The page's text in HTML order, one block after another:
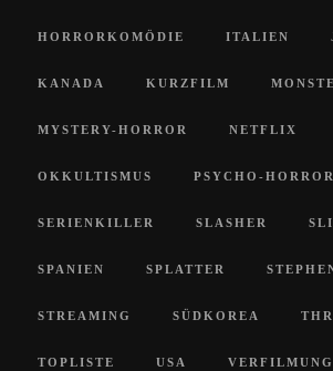
HORRORKOMÖDIE ITALIEN
KANADA KURZFILM
MYSTERY-HORROR NETFLIX
OKKULTISMUS PSYCHO-HORROR
SERIENKILLER SLASHER
SPANIEN SPLATTER
STREAMING SÜDKOREA
TOPLISTE USA VERFILMUNG